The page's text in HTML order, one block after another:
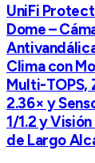
UniFi
Dome –
Clima con
Multi-TOPS,
2.36× y
1/1.2 y
de Largo